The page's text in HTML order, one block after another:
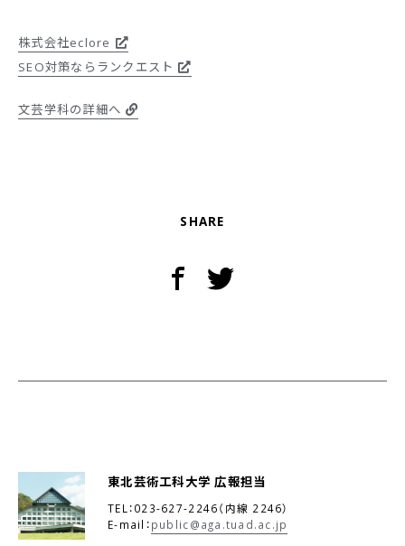
株式会社eclore
SEO対策ならランクエスト
文芸学科の詳細へ
SHARE
東北芸術工科大学 広報担当
TEL：023-627-2246（内線 2246）
E-mail：public@aga.tuad.ac.jp